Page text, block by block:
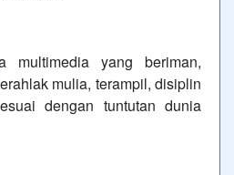
multimedia yang beriman,
mulia, terampil, disiplin
dengan tuntutan dunia